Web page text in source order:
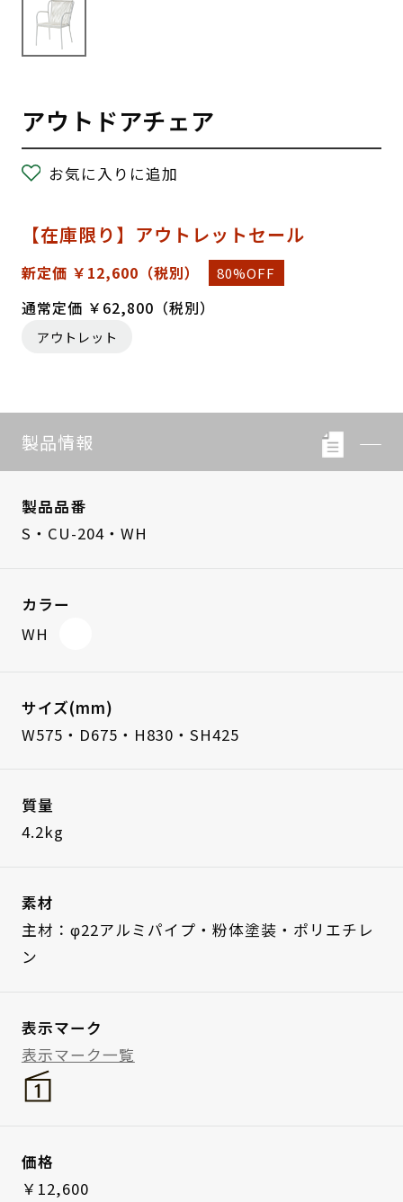
アウトドアチェア
お気に入りに追加
【在庫限り】アウトレットセール
新定価 ￥12,600 （税別） 80%OFF
通常定価 ￥62,800（税別）
アウトレット
製品情報
製品品番
S・CU-204・WH
カラー
WH
サイズ(mm)
W575・D675・H830・SH425
質量
4.2kg
素材
主材：φ22アルミパイプ・粉体塗装・ポリエチレ
ン
表示マーク
表示マーク一覧
価格
￥12,600